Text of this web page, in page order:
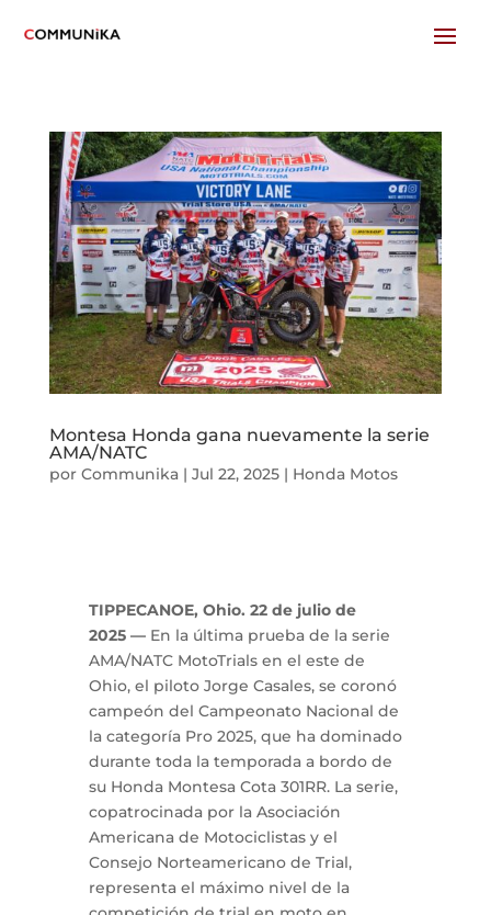
Montesa Honda gana nuevamente la serie
AMA/NATC
por Communika| Jul 22, 2025| Honda Motos
TIPPECANOE, Ohio. 22 de julio de
2025 — En la última prueba de la serie
AMA/NATC MotoTrials en el este de
Ohio, el piloto Jorge Casales, se coronó
campeón del Campeonato Nacional de
la categoría Pro 2025, que ha dominado
durante toda la temporada a bordo de
su Honda Montesa Cota 301RR. La serie,
copatrocinada por la Asociación
Americana de Motociclistas y el
Consejo Norteamericano de Trial,
representa el máximo nivel de la